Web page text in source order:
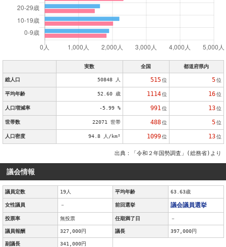
実数 全国 都道府県内
総人口 50848 人 515 位 5 位
平均年齢 52.60 歳 1114 位 16 位
人口増減率 -5.99 % 991 位 13 位
世帯数 22071 世帯 488 位 5 位
人口密度 94.8 人/km² 1099 位 13 位
出典：「令和２年国勢調査」(総務省)より
議会情報
議員定数 19人 平均年齢 63.63歳
女性議員 － 前回選挙 議会議員選挙
投票率 無投票 任期満了日 －
議員報酬 327,000円 議長 397,000円
副議長 341,000円